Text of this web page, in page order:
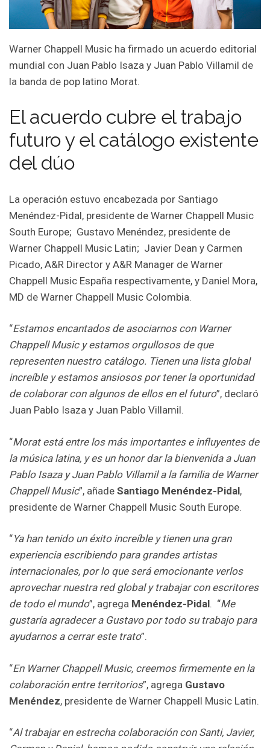
Warner Chappell Music ha firmado un acuerdo editorial
mundial con Juan Pablo Isaza y Juan Pablo Villamil de
la banda de pop latino Morat.
El acuerdo cubre el trabajo
futuro y el catálogo existente
del dúo
La operación estuvo encabezada por Santiago
Menéndez-Pidal, presidente de Warner Chappell Music
South Europe; Gustavo Menéndez, presidente de
Warner Chappell Music Latin; Javier Dean y Carmen
Picado, A&R Director y A&R Manager de Warner
Chappell Music España respectivamente, y Daniel Mora,
MD de Warner Chappell Music Colombia.
“Estamos encantados de asociarnos con Warner
Chappell Music y estamos orgullosos de que
representen nuestro catálogo. Tienen una lista global
increíble y estamos ansiosos por tener la oportunidad
de colaborar con algunos de ellos en el futuro”, declaró
Juan Pablo Isaza y Juan Pablo Villamil.
“Morat está entre los más importantes e influyentes de
la música latina, y es un honor dar la bienvenida a Juan
Pablo Isaza y Juan Pablo Villamil a la familia de Warner
Chappell Music”, añade Santiago Menéndez-Pidal,
presidente de Warner Chappell Music South Europe.
“Ya han tenido un éxito increíble y tienen una gran
experiencia escribiendo para grandes artistas
internacionales, por lo que será emocionante verlos
aprovechar nuestra red global y trabajar con escritores
de todo el mundo”, agrega Menéndez-Pidal. “Me
gustaría agradecer a Gustavo por todo su trabajo para
ayudarnos a cerrar este trato”.
“En Warner Chappell Music, creemos firmemente en la
colaboración entre territorios”, agrega Gustavo
Menéndez, presidente de Warner Chappell Music Latin.
“Al trabajar en estrecha colaboración con Santi, Javier,